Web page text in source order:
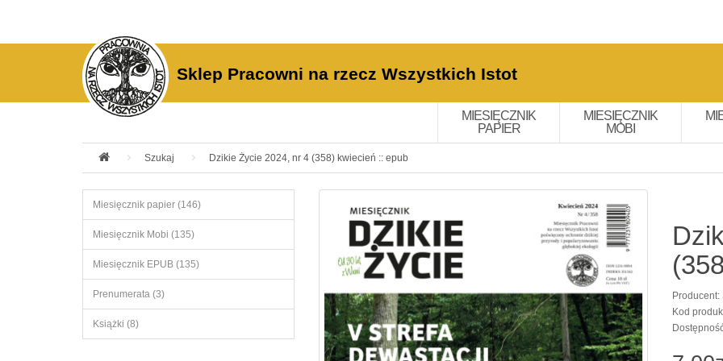
Sklep Pracowni na rzecz Wszystkich Istot
MIESIĘCZNIK
PAPIER
MIESIĘCZNIK
MOBI
Szukaj Dzikie Życie 2024, nr 4 (358) kwiecień :: epub
Miesięcznik papier (146)
Miesięcznik Mobi (135)
Miesięcznik EPUB (135)
Prenumerata (3)
Książki (8)
Producent:
Kod